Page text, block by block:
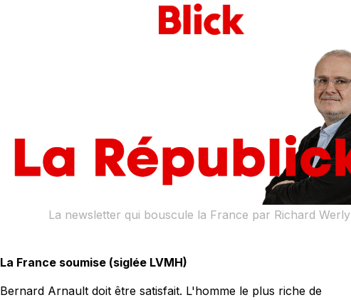
La newsletter qui bouscule la France par Richard Werly
La France soumise (siglée LVMH)
Bernard Arnault doit être satisfait. L'homme le plus riche de